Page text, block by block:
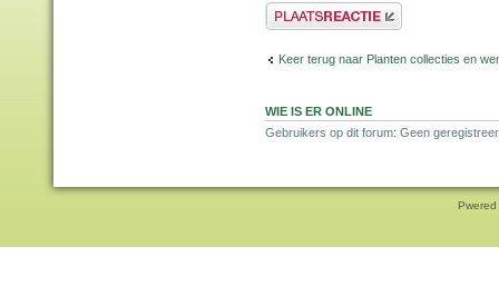
Plaats een reactie
Keer terug naar Planten collecties en
WIE IS ER ONLINE
Gebruikers op dit forum: Geen